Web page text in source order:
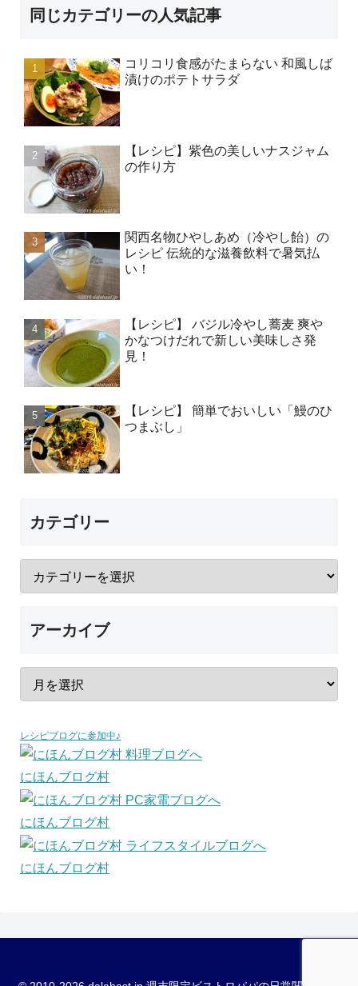
同じカテゴリーの人気記事
コリコリ食感がたまらない 和風しば
漬けのポテトサラダ
【レシピ】紫色の美しいナスジャム
の作り方
関西名物ひやしあめ（冷やし飴）の
レシピ 伝統的な滋養飲料で暑気払
い！
【レシピ】 バジル冷やし蕎麦 爽や
かなつけだれで新しい美味しさ発
見！
【レシピ】 簡単でおいしい「鰻のひ
つまぶし」
カテゴリー
アーカイブ
レシピブログに参加中♪
にほんブログ村
にほんブログ村
にほんブログ村